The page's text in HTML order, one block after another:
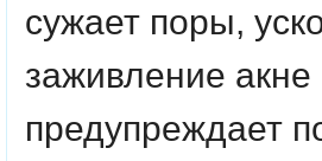
сужает поры,
заживление акне
предупреждает